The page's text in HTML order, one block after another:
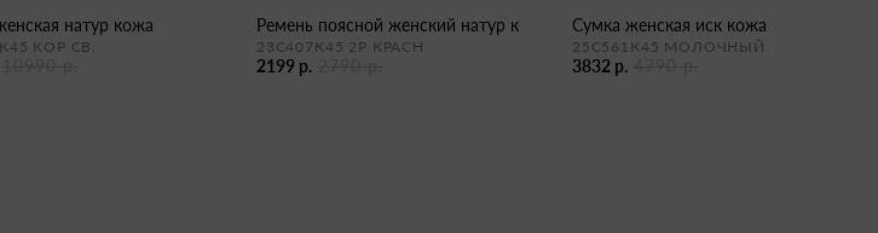
натур кожа
КОР СВ.
ремень поясной женский натур к
23С407К45 2Р КРАСН
2199 р.
сумка женская иск кожа
25С561К45 МОЛОЧНЫЙ
3832 р.